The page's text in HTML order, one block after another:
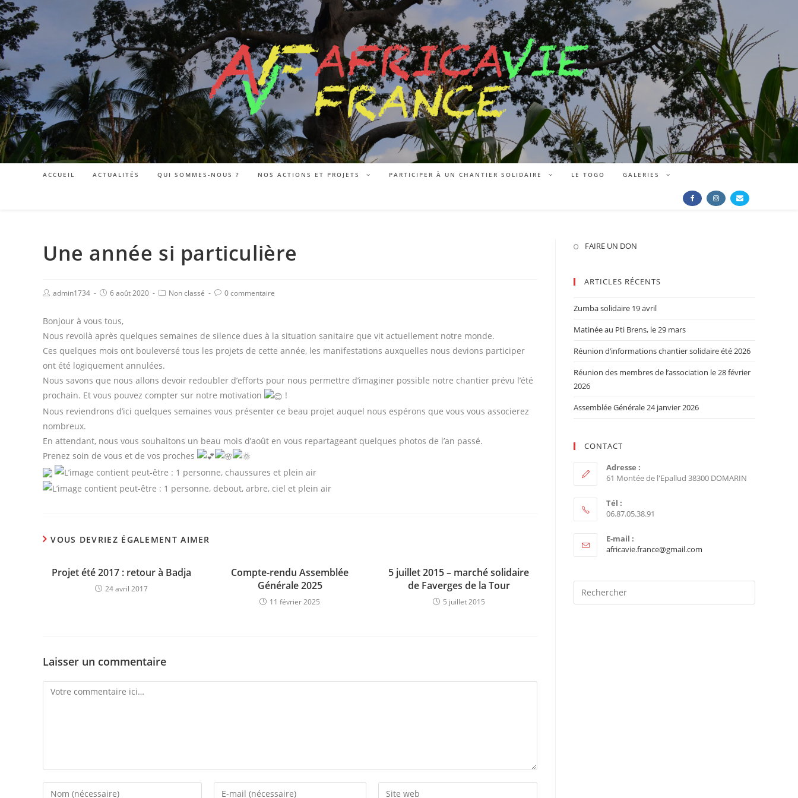
ACCUEIL ACTUALITÉS QUI SOMMES-NOUS ? NOS ACTIONS ET PROJETS PARTICIPER À UN CHANTIER SOLIDAIRE LE TOGO GALERIES
Une année si particulière
admin1734 6 août 2020 Non classé 0 commentaire
Bonjour à vous tous,
Nous revoilà après quelques semaines de silence dues à la situation sanitaire que vit actuellement notre monde.
Ces quelques mois ont bouleversé tous les projets de cette année, les manifestations auxquelles nous devions participer
ont été logiquement annulées.
Nous savons que nous allons devoir redoubler d’efforts pour nous permettre d’imaginer possible notre chantier prévu l’été
prochain. Et vous pouvez compter sur notre motivation
!
Nous reviendrons d’ici quelques semaines vous présenter ce beau projet auquel nous espérons que vous vous associerez
nombreux.
En attendant, nous vous souhaitons un beau mois d’août en vous repartageant quelques photos de l’an passé.
Prenez soin de vous et de vos proches
VOUS DEVRIEZ ÉGALEMENT AIMER
Projet été 2017 : retour à Badja
24 avril 2017
Compte-rendu Assemblée
Générale 2025
11 février 2025
5 juillet 2015 – marché solidaire
de Faverges de la Tour
5 juillet 2015
Laisser un commentaire
FAIRE UN DON
ARTICLES RÉCENTS
Zumba solidaire 19 avril
Matinée au Pti Brens, le 29 mars
Réunion d’informations chantier solidaire été 2026
Réunion des membres de l’association le 28 février
2026
Assemblée Générale 24 janvier 2026
CONTACT
Adresse :
61 Montée de l'Epallud 38300 DOMARIN
Tél :
06.87.05.38.91
E-mail :
africavie.france@gmail.com